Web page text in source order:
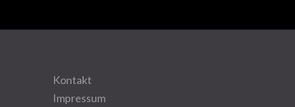
Kontakt
Impressum